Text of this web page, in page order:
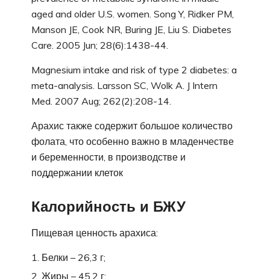
aged and older U.S. women. Song Y, Ridker PM,
Manson JE, Cook NR, Buring JE, Liu S. Diabetes
Care. 2005 Jun; 28(6):1438-44.
Magnesium intake and risk of type 2 diabetes: a
meta-analysis. Larsson SC, Wolk A. J Intern
Med. 2007 Aug; 262(2):208-14.
Арахис также содержит большое количество
фолата, что особенно важно в младенчестве
и беременности, в производстве и
поддержании клеток
Калорийность и БЖУ
Пищевая ценность арахиса:
Белки – 26,3 г;
Жиры – 45,2 г;